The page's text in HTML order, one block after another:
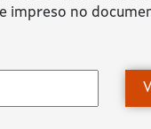
impreso no